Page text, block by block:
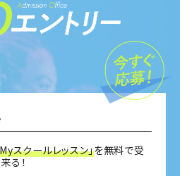
Myスクールレッスン」を無料で受
る！